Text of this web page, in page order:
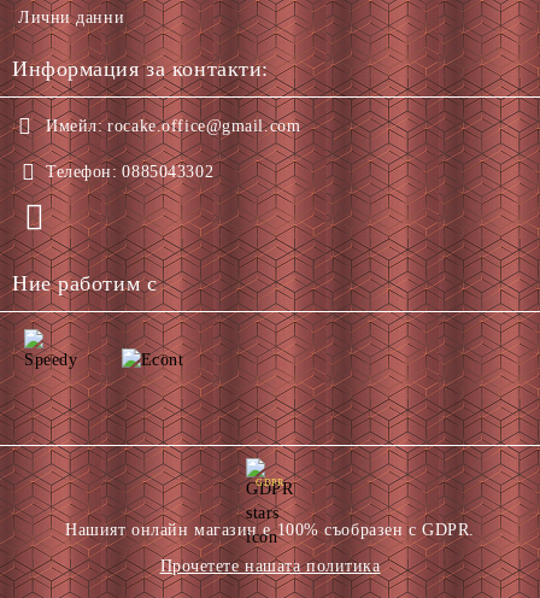
Лични данни
Информация за контакти:
Имейл: rocake.office@gmail.com
Телефон: 0885043302
Ние работим с
GDPR
Нашият онлайн магазин е 100% съобразен с GDPR.
Прочетете нашата политика